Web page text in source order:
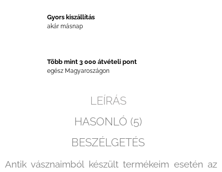
Gyors kiszállítás
akár másnap
Több mint 3 000 átvételi pont
egész Magyaroszágon
LEÍRÁS
HASONLÓ (5)
BESZÉLGETÉS
Antik vásznaimból készült termékeim esetén az